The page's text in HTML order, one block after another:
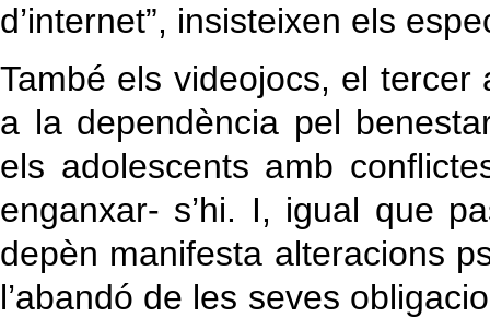
d’internet”, insisteixen els
També els videojocs, el tercer
a la dependència pel
els adolescents amb
enganxar- s’hi. I, igual que
depèn manifesta alteracions
l’abandó de les seves